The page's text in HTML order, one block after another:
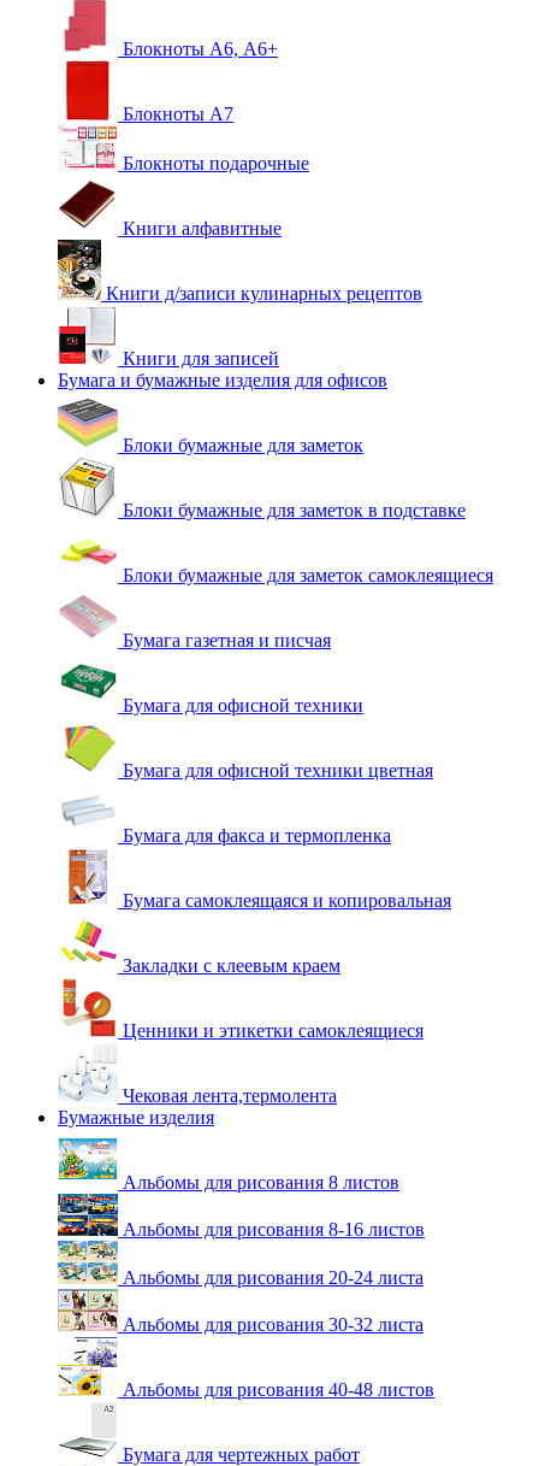
Блокноты А6, А6+
Блокноты А7
Блокноты подарочные
Книги алфавитные
Книги д/записи кулинарных рецептов
Книги для записей
Бумага и бумажные изделия для офисов
Блоки бумажные для заметок
Блоки бумажные для заметок в подставке
Блоки бумажные для заметок самоклеящиеся
Бумага газетная и писчая
Бумага для офисной техники
Бумага для офисной техники цветная
Бумага для факса и термопленка
Бумага самоклеящаяся и копировальная
Закладки с клеевым краем
Ценники и этикетки самоклеящиеся
Чековая лента,термолента
Бумажные изделия
Альбомы для рисования 8 листов
Альбомы для рисования 8-16 листов
Альбомы для рисования 20-24 листа
Альбомы для рисования 30-32 листа
Альбомы для рисования 40-48 листов
Бумага для чертежных работ